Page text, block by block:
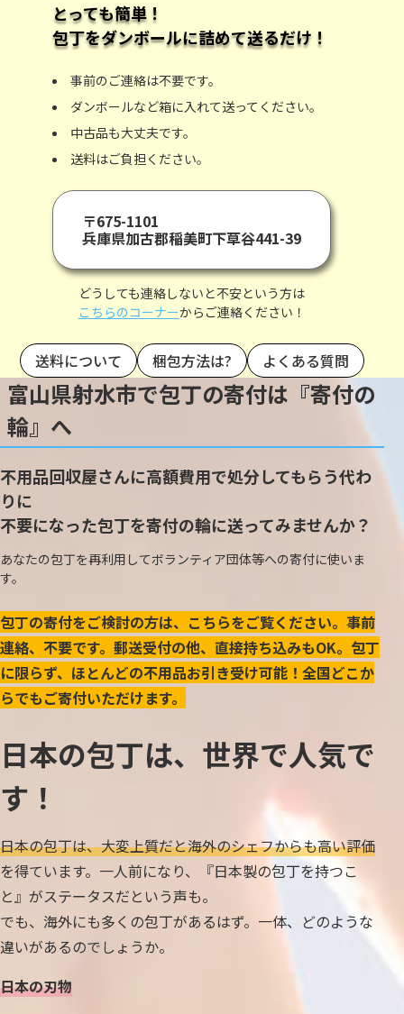
とっても簡単！
包丁をダンボールに詰めて送るだけ！
事前のご連絡は不要です。
ダンボールなど箱に入れて送ってください。
中古品も大丈夫です。
送料はご負担ください。
〒675-1101
兵庫県加古郡稲美町下草谷441-39
どうしても連絡しないと不安という方は
こちらのコーナーからご連絡ください！
送料について 梱包方法は? よくある質問
富山県射水市で包丁の寄付は『寄付の
輪』へ
不用品回収屋さんに高額費用で処分してもらう代わ
りに
不要になった包丁を寄付の輪に送ってみませんか？
あなたの包丁を再利用してボランティア団体等への寄付に使いま
す。
包丁の寄付をご検討の方は、こちらをご覧ください。事前
連絡、不要です。郵送受付の他、直接持ち込みもOK。包丁
に限らず、ほとんどの不用品お引き受け可能！全国どこか
らでもご寄付いただけます。
日本の包丁は、世界で人気で
す！
日本の包丁は、大変上質だと海外のシェフからも高い評価
を得ています。一人前になり、『日本製の包丁を持つこ
と』がステータスだという声も。
でも、海外にも多くの包丁があるはず。一体、どのような
違いがあるのでしょうか。
日本の刃物